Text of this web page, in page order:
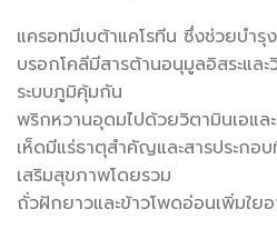
แครอทมีเบต้าแคโรทีน ซึ่งช่วยบำ
บรอกโคลีมีสารต้านอนุมูลอิสระแล
ระบบภูมิคุ้มกัน
พริกหวานอุดมไปด้วยวิตามินเอแล
เห็ดมีแร่ธาตุสำคัญและสารประกอ
เสริมสุขภาพโดยรวม
ถั่วฝักยาวและข้าวโพดอ่อนเพิ่มใยอ